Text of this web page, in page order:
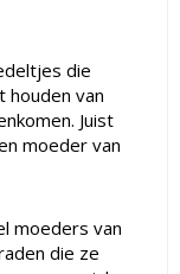
die
houden van
Juist
moeder van
moeders van
die ze